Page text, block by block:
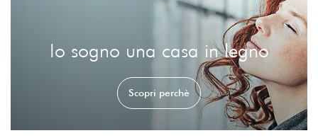
Io sogno una casa in legno
Scopri perchè